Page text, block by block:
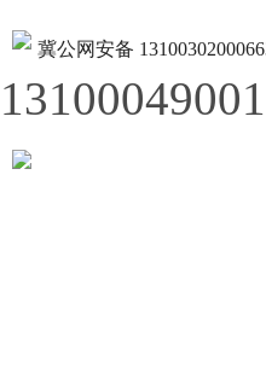
冀公网安备